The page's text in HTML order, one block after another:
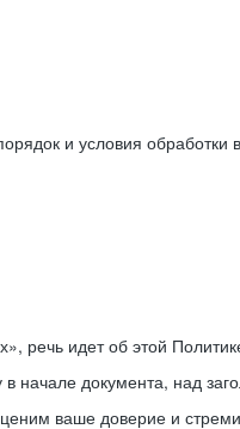
и условия
речь идет об этой
начале документа, над
ваше доверие и